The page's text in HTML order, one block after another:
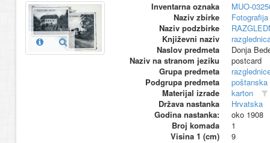
Inventarna oznaka
MUO-
Naziv zbirke
Naziv podzbirke
Književni naziv
Naslov predmeta
Donja
Naziv na stranom jeziku
postcard
Grupa predmeta
Podgrupa predmeta
poštanska
Materijal izrade
karton
Država nastanka
Hrvatska
Godina nastanka:
oko 1908
Broj komada
1
Visina 1 (cm)
9